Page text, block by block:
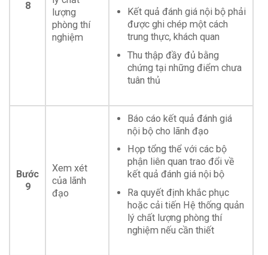
8
lượng
phòng thí
nghiệm
Kết quả đánh giá nội bộ phải
được ghi chép một cách
trung thực, khách quan
Thu thập đầy đủ bằng
chứng tại những điểm chưa
tuân thủ
Bước
9
Xem xét
của lãnh
đạo
Báo cáo kết quả đánh giá
nội bộ cho lãnh đạo
Họp tổng thể với các bộ
phận liên quan trao đổi về
kết quả đánh giá nội bộ
Ra quyết định khắc phục
hoặc cải tiến Hệ thống quản
lý chất lượng phòng thí
nghiệm nếu cần thiết